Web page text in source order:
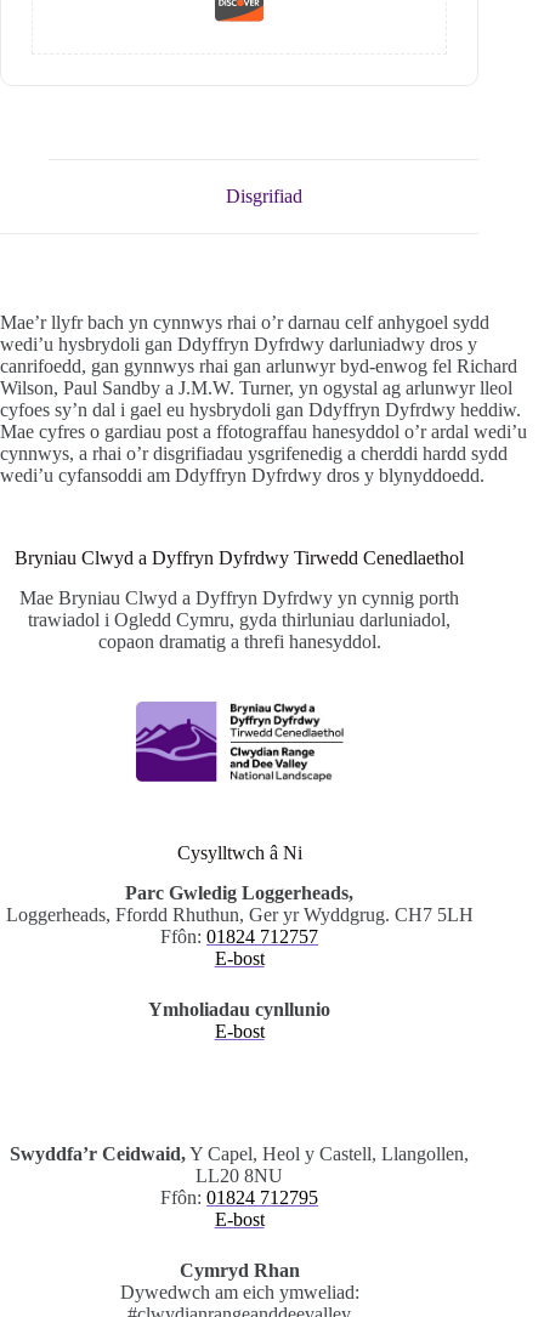
Disgrifiad
Mae’r llyfr bach yn cynnwys rhai o’r darnau celf anhygoel sydd
wedi’u hysbrydoli gan Ddyffryn Dyfrdwy darluniadwy dros y
canrifoedd, gan gynnwys rhai gan arlunwyr byd-enwog fel Richard
Wilson, Paul Sandby a J.M.W. Turner, yn ogystal ag arlunwyr lleol
cyfoes sy’n dal i gael eu hysbrydoli gan Ddyffryn Dyfrdwy heddiw.
Mae cyfres o gardiau post a ffotograffau hanesyddol o’r ardal wedi’u
cynnwys, a rhai o’r disgrifiadau ysgrifenedig a cherddi hardd sydd
wedi’u cyfansoddi am Ddyffryn Dyfrdwy dros y blynyddoedd.
Bryniau Clwyd a Dyffryn Dyfrdwy Tirwedd Cenedlaethol
Mae Bryniau Clwyd a Dyffryn Dyfrdwy yn cynnig porth
trawiadol i Ogledd Cymru, gyda thirluniau darluniadol,
copaon dramatig a threfi hanesyddol.
Cysylltwch â Ni
Parc Gwledig Loggerheads,
Loggerheads, Ffordd Rhuthun, Ger yr Wyddgrug. CH7 5LH
Ffôn:01824 712757
E-bost
Ymholiadau cynllunio
E-bost
Swyddfa’r Ceidwaid,Y Capel, Heol y Castell, Llangollen,
LL20 8NU
Ffôn:01824 712795
E-bost
Cymryd Rhan
Dywedwch am eich ymweliad: